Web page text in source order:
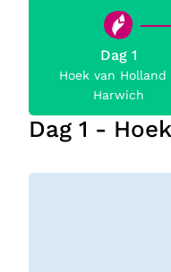
Dag 1
Hoek van Holland
Harwich
Dag 1 -